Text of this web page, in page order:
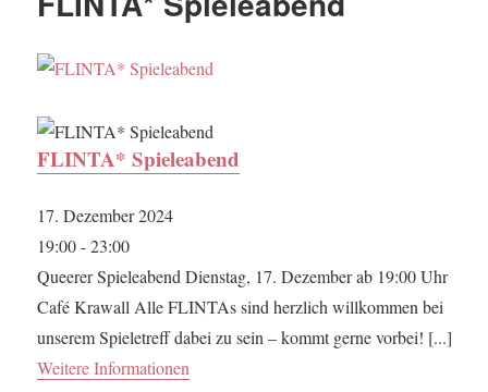
FLINTA* Spieleabend
17. Dezember 2024
19:00 - 23:00
Queerer Spieleabend Dienstag, 17. Dezember ab 19:00 Uhr
Café Krawall Alle FLINTAs sind herzlich willkommen bei
unserem Spieletreff dabei zu sein – kommt gerne vorbei! [...]
Weitere Informationen